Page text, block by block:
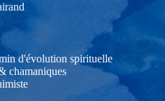
d'évolution spirituelle
chamaniques